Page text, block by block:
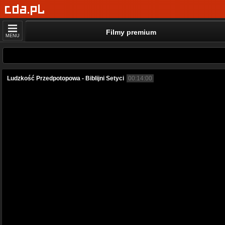
MENU Filmy premium
Ludzkość Przedpotopowa - Biblijni Setyci 00:14:00